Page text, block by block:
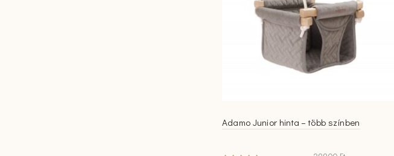
ki
Adamo Junior hinta – több színben